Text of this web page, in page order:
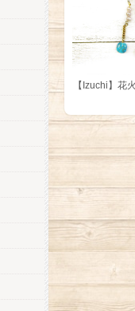
【Izuchi】花